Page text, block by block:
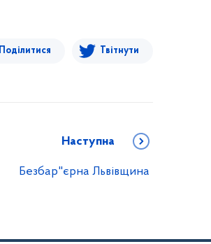
Поділитися Твітнути
Наступна
Безбар"єрна Львівщина